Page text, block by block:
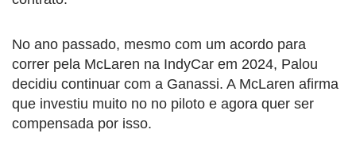
No ano passado, mesmo com um acordo para
correr pela McLaren na IndyCar em 2024, Palou
decidiu continuar com a Ganassi. A McLaren afirma
que investiu muito no no piloto e agora quer ser
compensada por isso.